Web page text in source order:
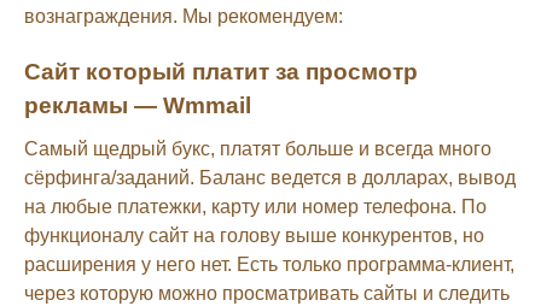
вознаграждения. Мы рекомендуем:
Сайт который платит за просмотр
рекламы — Wmmail
Самый щедрый букс, платят больше и всегда много
сёрфинга/заданий. Баланс ведется в долларах, вывод
на любые платежки, карту или номер телефона. По
функционалу сайт на голову выше конкурентов, но
расширения у него нет. Есть только программа-клиент,
через которую можно просматривать сайты и следить